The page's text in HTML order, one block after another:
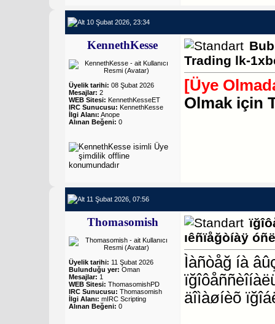
10 Şubat 2026, 23:34
KennethKesse
Üyelik tarihi: 08 Şubat 2026
Mesajlar: 2
WEB Sitesi: KennethKesseET
IRC Sunucusu: KennethKesse
İlgi Alanı: Anope
Alınan Beğeni: 0
Trading lk-
[Üye
Olmak için
11 Şubat 2026, 07:56
Thomasomish
Üyelik tarihi: 11 Şubat 2026
Bulunduğu yer: Oman
Mesajlar: 1
WEB Sitesi: ThomasomishPD
IRC Sunucusu: Thomasomish
İlgi Alanı: mIRC Scripting
Alınan Beğeni: 0
ıêñïåğòíàÿ
Ìàñòåğ íà
äîìàøíèõ